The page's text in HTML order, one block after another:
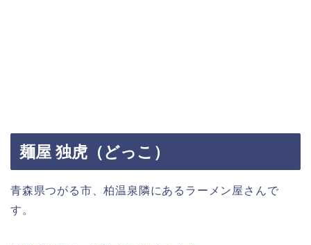
麺屋 独虎（どっこ）
青森県つがる市、柏温泉隣にあるラーメン屋さんで
す。